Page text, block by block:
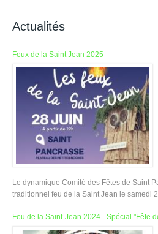
Actualités
Feux de la Saint Jean 2025
Le dynamique Comité des Fêtes de Saint
traditionnel feu de la Saint Jean le samedi
Feu de la Saint-Jean 2024 - Spécial "Fête